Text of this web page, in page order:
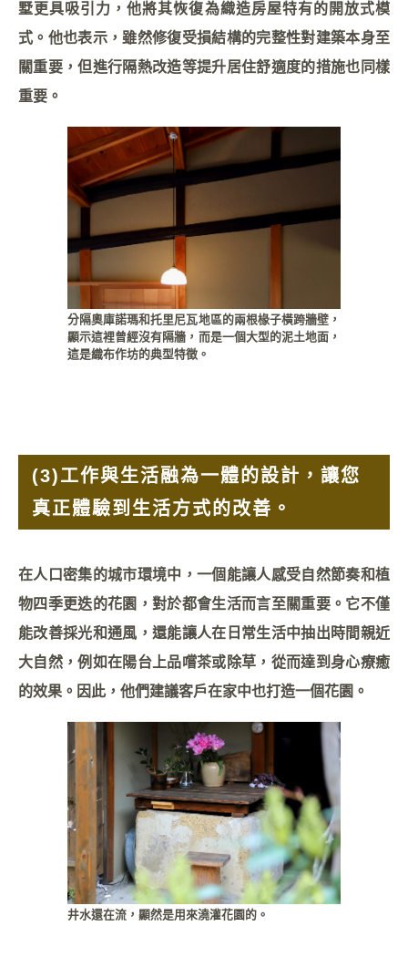
墅更具吸引力，他將其恢復為織造房屋特有的開放式模
式。他也表示，雖然修復受損結構的完整性對建築本身至
關重要，但進行隔熱改造等提升居住舒適度的措施也同樣
重要。
分隔奧庫諾瑪和托里尼瓦地區的兩根椽子橫跨牆壁，
顯示這裡曾經沒有隔牆，而是一個大型的泥土地面，
這是織布作坊的典型特徵。
(3)工作與生活融為一體的設計，讓您
真正體驗到生活方式的改善。
在人口密集的城市環境中，一個能讓人感受自然節奏和植
物四季更迭的花園，對於都會生活而言至關重要。它不僅
能改善採光和通風，還能讓人在日常生活中抽出時間親近
大自然，例如在陽台上品嚐茶或除草，從而達到身心療癒
的效果。因此，他們建議客戶在家中也打造一個花園。
井水還在流，顯然是用來澆灌花園的。